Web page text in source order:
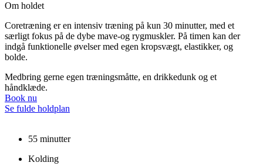
Om holdet
Coretræning er en intensiv træning på kun 30 minutter, med et
særligt fokus på de dybe mave-og rygmuskler. På timen kan der
indgå funktionelle øvelser med egen kropsvægt, elastikker, og
bolde.
Medbring gerne egen træningsmåtte, en drikkedunk og et
håndklæde.
Book nu
Se fulde holdplan
55 minutter
Kolding